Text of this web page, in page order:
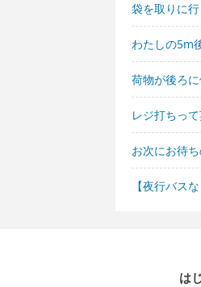
袋を取りに
わたしの5m
荷物が後ろ
レジ打ちっ
お次にお待
【夜行バス
は